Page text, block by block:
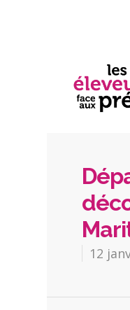
12